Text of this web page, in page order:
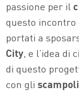
passione per il
questo incontro
portati a
City, e l’idea di
di questo
con gli